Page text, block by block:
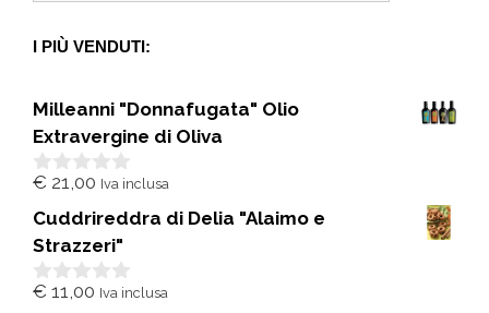
I PIÙ VENDUTI:
Milleanni "Donnafugata" Olio
Extravergine di Oliva
0
u
5
€ 21,00 Iva inclusa
Cuddrireddra di Delia "Alaimo e
Strazzeri"
0
€ 11,00 Iva inclusa